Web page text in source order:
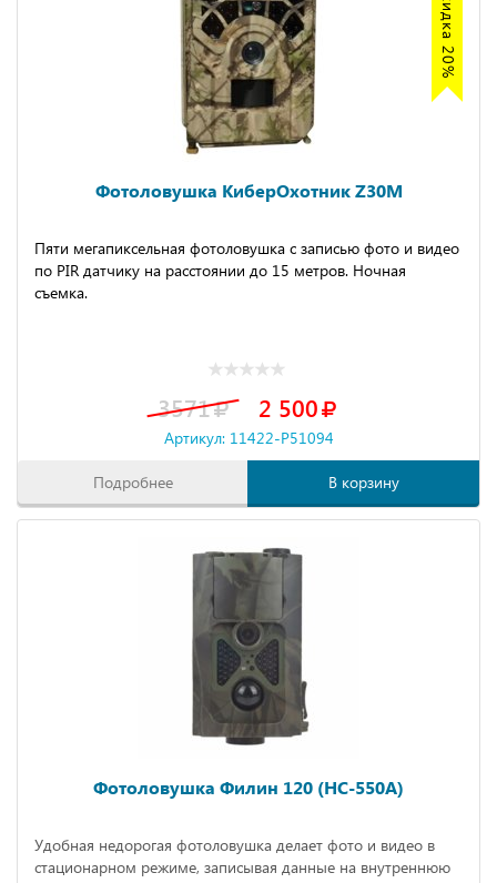
Фотоловушка КиберОхотник Z30M
Пяти мегапиксельная фотоловушка с записью фото и видео
по PIR датчику на расстоянии до 15 метров. Ночная
съемка.
3571 2 500
Артикул: 11422-P51094
Подробнее В корзину
Фотоловушка Филин 120 (HC-550A)
Удобная недорогая фотоловушка делает фото и видео в
стационарном режиме, записывая данные на внутреннюю